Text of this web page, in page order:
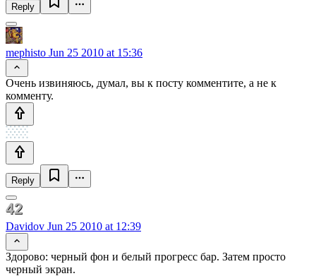
Reply
mephisto Jun 25 2010 at 15:36
Очень извиняюсь, думал, вы к посту комментите, а не к
комменту.
Reply
Davidov Jun 25 2010 at 12:39
Здорово: черный фон и белый прогресс бар. Затем просто
черный экран.